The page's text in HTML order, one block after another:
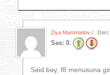
Ziya Məmmədov / . Dərc
Səs: 0.
Səid bəy, f8 menusuna